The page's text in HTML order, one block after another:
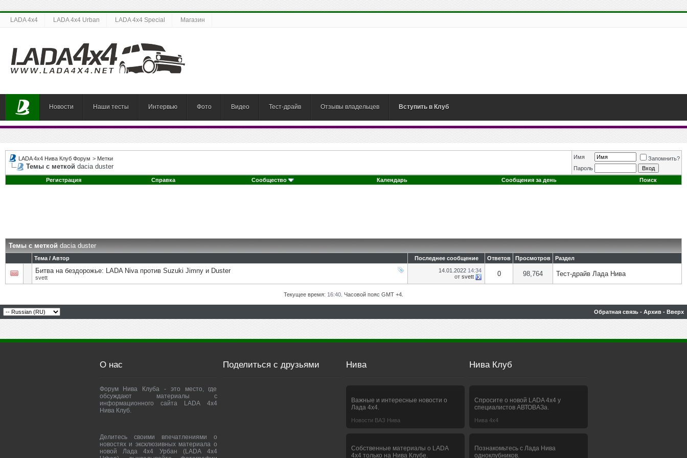
LADA 4x4 LADA 4x4 Urban LADA 4x4 Special Магазин
Новости Наши тесты Интервью Фото Видео Тест-драйв Отзывы владельцев Вступить в Клуб
LADA 4x4 Нива Клуб Форум > Метки
Темы с меткой dacia duster
Имя
Запомнить?
Пароль
Регистрация
Справка Сообщество Календарь Сообщения за день Поиск
Темы с меткойdacia duster
Тема / Автор Последнее сообщение Ответов Просмотров Раздел
Битва на бездорожье: LADA Niva против Suzuki Jimny и Duster
svett
14.01.2022 14:34
от svett 0 98,764 Тест-драйв Лада Нива
Текущее время: 16:40 . Часовой пояс GMT +4.
Обратная связь - Архив - Вверх
О нас
Форум Нива Клуба - это место, где
обсуждают материалы с
информационного сайта LADA 4x4
Нива Клуб.
Делитесь своими впечатлениями о
новостях и эксклюзивных материала о
новой Лада 4х4 Урбан (LADA 4x4
Поделиться с друзьями Нива
Важные и интересные новости о
Лада 4х4.
Новости ВАЗ Нива
Собственные материалы о LADA
4x4 только на Нива Клубе.
Нива Клуб
Спросите о новой LADA 4x4 у
специалистов АВТОВАЗа.
Нива 4х4
Познакомьтесь с Лада Нива
одноклубников.